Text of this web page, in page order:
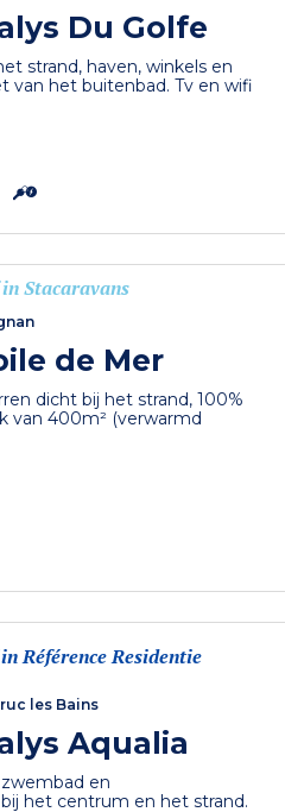
Du Golfe
strand, haven, winkels en
van het buitenbad. Tv en wifi
Stacaravans
de Mer
dicht bij het strand, 100%
van 400m² (verwarmd
Référence Residentie
les Bains
Aqualia
en
het centrum en het strand.